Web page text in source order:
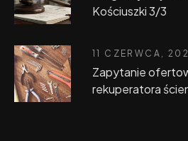
Kościuszki 3/3
11 CZERWCA,
Zapytanie
rekuperatora